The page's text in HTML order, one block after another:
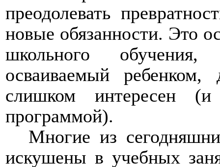
преодолевать
новые обязанности. Это
школьного
осваиваемый ребенком,
слишком интересен (и
программой).
Многие из
искушены в учебных